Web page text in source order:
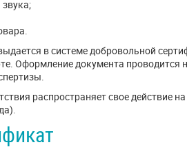
в системе добровольной
Оформление документа проводится
распространяет свое действие